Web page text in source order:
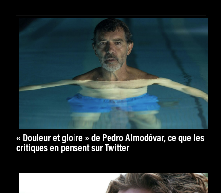
« Douleur et gloire » de Pedro Almodóvar, ce que les
critiques en pensent sur Twitter